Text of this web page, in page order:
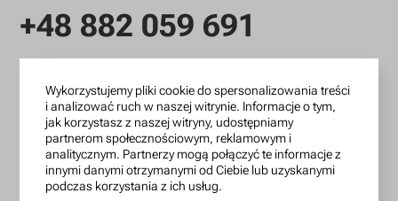
+48 882 059 691
zamowienia@lanotti.com
Pisząc w sprawie swojego zamówienia podaj w tytule
wiadomości numer, który otrzymałeś w potwierdzeniu.
Wykorzystujemy pliki cookie do spersonalizowania treści
i analizować ruch w naszej witrynie. Informacje o tym,
jak korzystasz z naszej witryny, udostępniamy
partnerom społecznościowym, reklamowym i
analitycznym. Partnerzy mogą połączyć te informacje z
innymi danymi otrzymanymi od Ciebie lub uzyskanymi
podczas korzystania z ich usług.